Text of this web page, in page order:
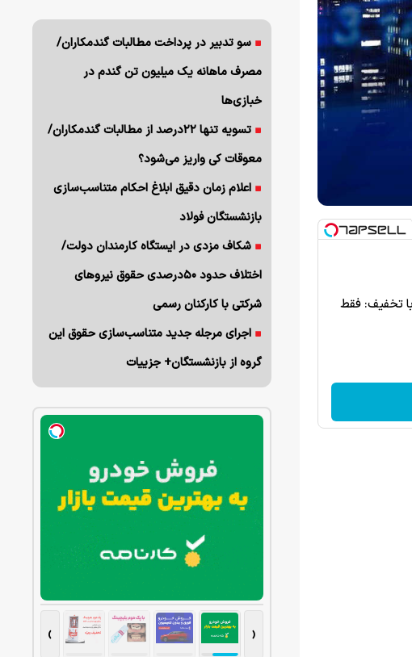
تخفیف: فقط
سو تدبیر در پرداخت مطالبات گندمکاران/
مصرف ماهانه یک میلیون تن گندم در
خبازی‌ها
تسویه تنها ۲۲درصد از مطالبات گندمکاران/
معوقات کی واریز می‌شود؟
اعلام زمان دقیق ابلاغ احکام متناسب‌سازی
بازنشستگان فولاد
شکاف مزدی در ایستگاه کارمندان دولت/
اختلاف حدود ۵۰درصدی حقوق نیروهای
شرکتی با کارکنان رسمی
اجرای مرجله جدید متناسب‌سازی حقوق این
گروه از بازنشستگان+ جزییات
‹
›